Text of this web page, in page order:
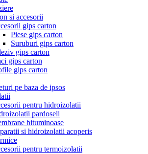
si accesorii
gips carton
Piese gips carton
Suruburi gips carton
gips carton
gips carton
gips carton
pe baza de ipsos
pentru hidroizolatii
pardoseli
bituminoase
si hidroizolatii acoperis
pentru termoizolatii